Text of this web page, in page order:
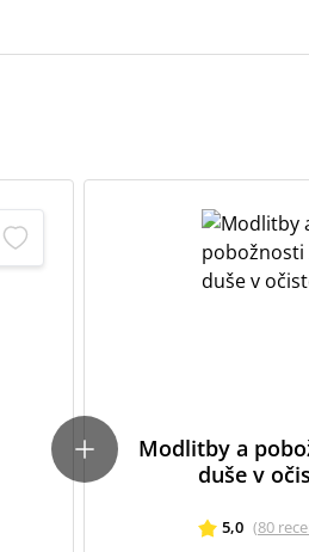
Modlitby a
duše v
5,0 (80